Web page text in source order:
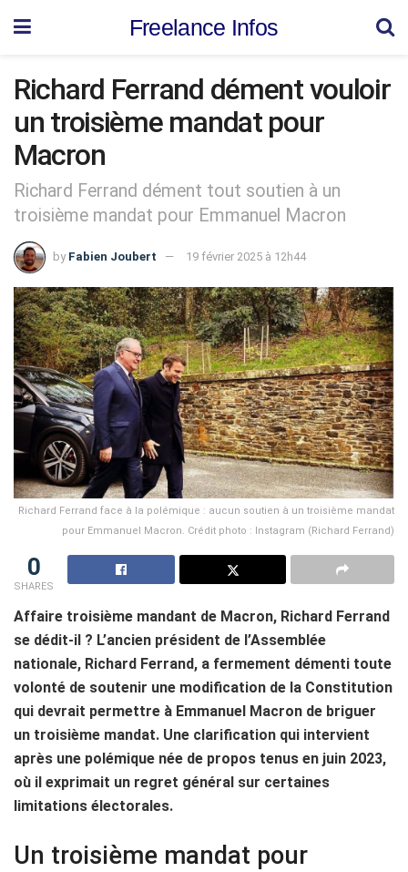
Freelance Infos
Richard Ferrand dément vouloir
un troisième mandat pour
Macron
Richard Ferrand dément tout soutien à un
troisième mandat pour Emmanuel Macron
by Fabien Joubert 19 février 2025 à 12h44
Richard Ferrand face à la polémique : aucun soutien à un troisième mandat
pour Emmanuel Macron. Crédit photo : Instagram (Richard Ferrand)
0
SHARES
Affaire troisième mandant de Macron, Richard Ferrand
se dédit-il ? L’ancien président de l’Assemblée
nationale, Richard Ferrand, a fermement démenti toute
volonté de soutenir une modification de la Constitution
qui devrait permettre à Emmanuel Macron de briguer
un troisième mandat. Une clarification qui intervient
après une polémique née de propos tenus en juin 2023,
où il exprimait un regret général sur certaines
limitations électorales.
Un troisième mandat pour